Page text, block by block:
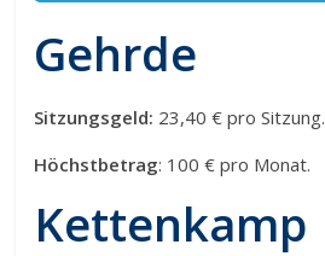
Gehrde
Sitzungsgeld: 23,40 € pro Sitzung.
Höchstbetrag: 100 € pro Monat.
Kettenkamp